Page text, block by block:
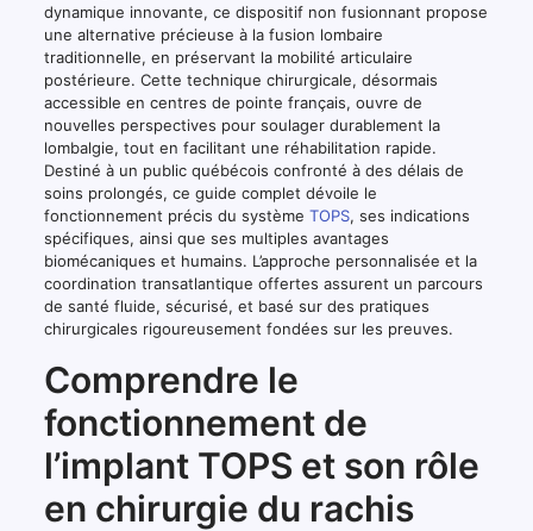
dynamique innovante, ce dispositif non fusionnant propose
une alternative précieuse à la fusion lombaire
traditionnelle, en préservant la mobilité articulaire
postérieure. Cette technique chirurgicale, désormais
accessible en centres de pointe français, ouvre de
nouvelles perspectives pour soulager durablement la
lombalgie, tout en facilitant une réhabilitation rapide.
Destiné à un public québécois confronté à des délais de
soins prolongés, ce guide complet dévoile le
fonctionnement précis du système TOPS, ses indications
spécifiques, ainsi que ses multiples avantages
biomécaniques et humains. L’approche personnalisée et la
coordination transatlantique offertes assurent un parcours
de santé fluide, sécurisé, et basé sur des pratiques
chirurgicales rigoureusement fondées sur les preuves.
Comprendre le
fonctionnement de
l’implant TOPS et son rôle
en chirurgie du rachis